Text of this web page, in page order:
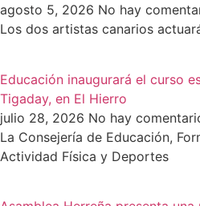
agosto 5, 2026 No hay
Los dos artistas canarios
Educación inaugurará el curso
Tigaday, en El Hierro
julio 28, 2026 No hay
La Consejería de Educación,
Actividad Física y Deportes